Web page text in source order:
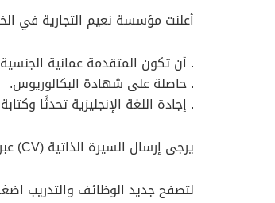
أعلنت مؤسسة نعيم التجارية في
. أن تكون المتقدمة عمانية
. حاصلة على شهادة البكالوريوس.
. إجادة اللغة الإنجليزية تحدثًا
يرجى إرسال السيرة الذاتية (CV) عبر واتساب على الرقم: 97096922
لتصفح جديد الوظائف والتدريب